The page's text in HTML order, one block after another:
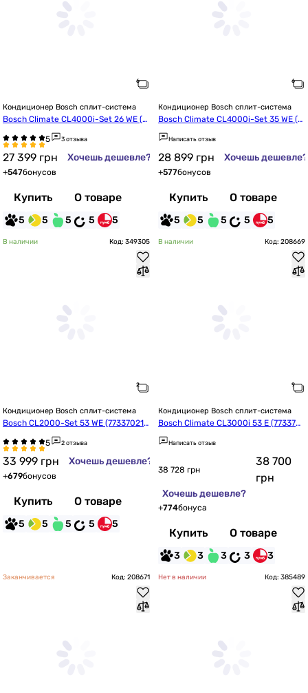
Кондиционер Bosch сплит-система
Bosch Climate CL4000i-Set 26 WE (7
3 отзыва
27 399 грн Хочешь дешевле?
+547бонусов
Купить О товаре
5 5 5 5 5
Кондиционер Bosch сплит-система
Bosch Climate CL4000i-Set 35 WE (7
733703209)
Написать отзыв
28 899 грн Хочешь дешевле?
+577бонусов
Купить О товаре
5 5 5 5 5
В наличии Код: 349305
Кондиционер Bosch сплит-система
Bosch CL2000-Set 53 WE (773370219
2 отзыва
33 999 грн Хочешь дешевле?
+679бонусов
Купить О товаре
5 5 5 5 5
В наличии Код: 208669
Кондиционер Bosch сплит-система
Bosch Climate CL3000i 53 E (7733701
737)
Написать отзыв
38 728 грн
38 700
грн
Хочешь дешевле?
+774бонуса
Купить О товаре
3 3 3 3 3
Заканчивается Код: 208671 Нет в наличии Код: 385489